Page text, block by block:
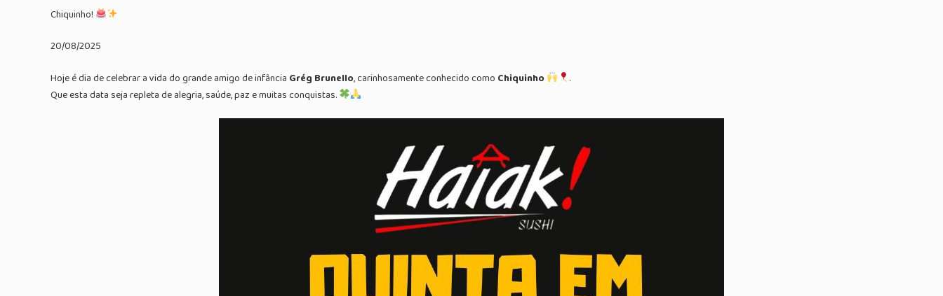
Chiquinho!
20/08/2025
Hoje é dia de celebrar a vida do grande amigo de infância Grég Brunello, carinhosamente conhecido como Chiquinho
.
Que esta data seja repleta de alegria, saúde, paz e muitas conquistas.